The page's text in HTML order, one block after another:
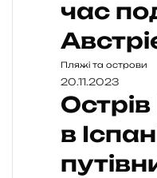
час
Пляжі та острови
20.11.2023
Острів
в